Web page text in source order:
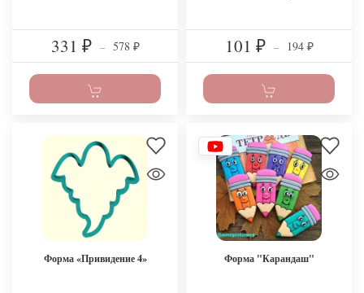
331 ₽ – 578 ₽ 101 ₽ – 194 ₽
Форма «Привидение 4» Форма "Карандаш"